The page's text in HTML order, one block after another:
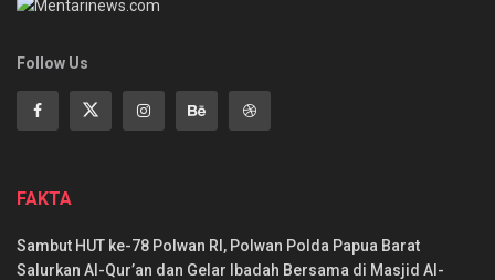
Follow Us
FAKTA
Sambut HUT ke-78 Polwan RI, Polwan Polda Papua Barat
Salurkan Al-Qur’an dan Gelar Ibadah Bersama di Masjid Al-